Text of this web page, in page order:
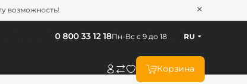
возможность!
Корзина
Пн-Вс с 9 до 18
0 800 33 12 18 RU